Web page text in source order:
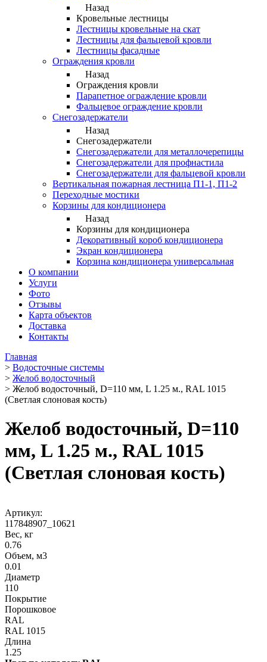
Назад
Кровельные лестницы
Лестницы кровельные на скат
Лестницы для фальцевой кровли
Лестницы фасадные
Ограждения кровли
Назад
Ограждения кровли
Парапетное ограждение кровли
Фальцевое ограждение кровли
Снегозадержатели
Назад
Снегозадержатели
Снегозадержатели для металлочерепицы
Снегозадержатели для профнастила
Снегозадержатели для фальцевой кровли
Вертикальная пожарная лестница П1-1, П1-2
Переходные мостики
Корзины для кондиционера
Назад
Корзины для кондиционера
Декоративный короб кондиционера
Экран кондиционера
Корзина кондиционера универсальная
О компании
Услуги
Фото
Отзывы
Карта объектов
Доставка
Контакты
Главная
> Водосточные системы
> Желоб водосточный
> Желоб водосточный, D=110 мм, L 1.25 м., RAL 1015
(Светлая слоновая кость)
Желоб водосточный, D=110
мм, L 1.25 м., RAL 1015
(Светлая слоновая кость)
Артикул:
117848907_10621
Вес, кг
0.76
Объем, м3
0.01
Диаметр
110
Покрытие
Порошковое
RAL
RAL 1015
Длина
1.25